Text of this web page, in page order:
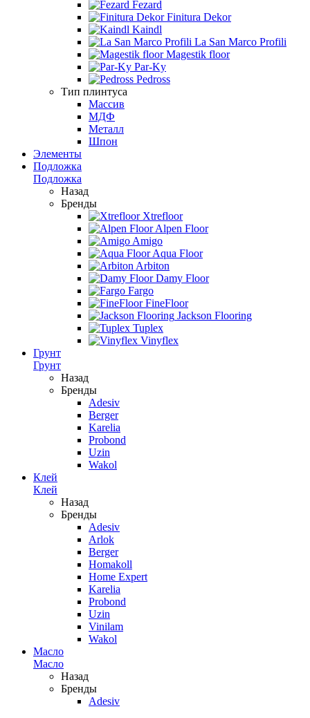
Fezard
Finitura Dekor
Kaindl
La San Marco Profili
Magestik floor
Par-Ky
Pedross
Тип плинтуса
Массив
МДФ
Металл
Шпон
Элементы
Подложка
Подложка
Назад
Бренды
Xtrefloor
Alpen Floor
Amigo
Aqua Floor
Arbiton
Damy Floor
Fargo
FineFloor
Jackson Flooring
Tuplex
Vinyflex
Грунт
Грунт
Назад
Бренды
Adesiv
Berger
Karelia
Probond
Uzin
Wakol
Клей
Клей
Назад
Бренды
Adesiv
Arlok
Berger
Homakoll
Home Expert
Karelia
Probond
Uzin
Vinilam
Wakol
Масло
Масло
Назад
Бренды
Adesiv